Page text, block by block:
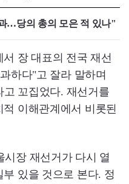
…당의 총의 모은 적 있나"
장 대표의 전국 재선
하다"고 잘라 말하며
꼬집었다. 재선거를
이해관계에서 비롯된
시장 재선거가 다시 열
있을 것으로 본다. 정